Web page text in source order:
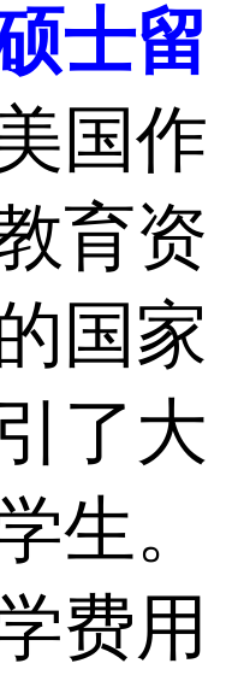
士留
国作
育资
国家
了大
生。
费用